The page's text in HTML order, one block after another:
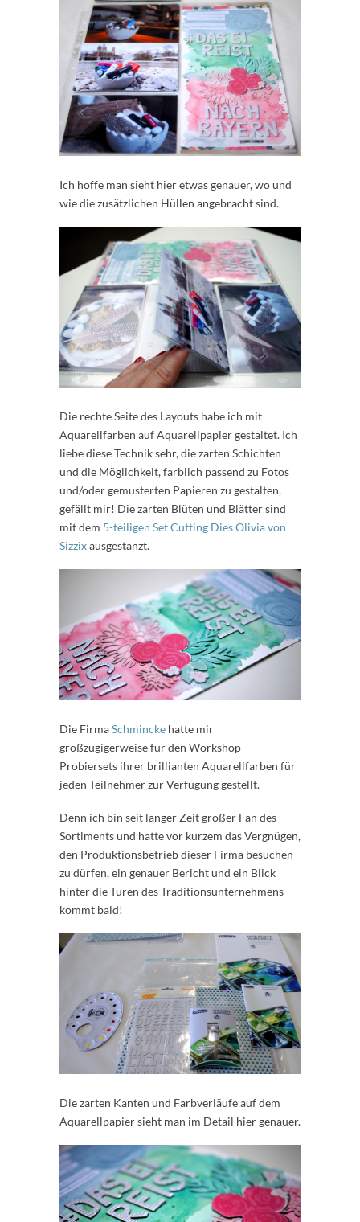
Ich hoffe man sieht hier etwas genauer, wo und
wie die zusätzlichen Hüllen angebracht sind.
Die rechte Seite des Layouts habe ich mit
Aquarellfarben auf Aquarellpapier gestaltet. Ich
liebe diese Technik sehr, die zarten Schichten
und die Möglichkeit, farblich passend zu Fotos
und/oder gemusterten Papieren zu gestalten,
gefällt mir! Die zarten Blüten und Blätter sind
mit dem 5-teiligen Set Cutting Dies Olivia von
Sizzixausgestanzt.
Die FirmaSchmincke hatte mir
großzügigerweise für den Workshop
Probiersets ihrer brillianten Aquarellfarben für
jeden Teilnehmer zur Verfügung gestellt.
Denn ich bin seit langer Zeit großer Fan des
Sortiments und hatte vor kurzem das Vergnügen,
den Produktionsbetrieb dieser Firma besuchen
zu dürfen, ein genauer Bericht und ein Blick
hinter die Türen des Traditionsunternehmens
kommt bald!
Die zarten Kanten und Farbverläufe auf dem
Aquarellpapier sieht man im Detail hier genauer.